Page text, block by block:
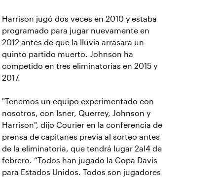
Harrison jugó dos veces en 2010 y estaba
programado para jugar nuevamente en
2012 antes de que la lluvia arrasara un
quinto partido muerto. Johnson ha
competido en tres eliminatorias en 2015 y
2017.
"Tenemos un equipo experimentado con
nosotros, con Isner, Querrey, Johnson y
Harrison", dijo Courier en la conferencia de
prensa de capitanes previa al sorteo antes
de la eliminatoria, que tendrá lugar 2al4 de
febrero. “Todos han jugado la Copa Davis
para Estados Unidos. Todos son jugadores